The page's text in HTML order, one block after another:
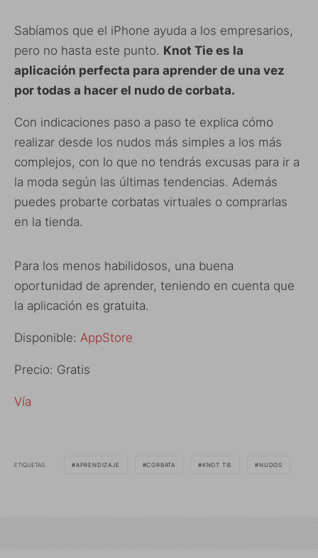
Sabíamos que el iPhone ayuda a los empresarios,
pero no hasta este punto. Knot Tie es la
aplicación perfecta para aprender de una vez
por todas a hacer el nudo de corbata.
Con indicaciones paso a paso te explica cómo
realizar desde los nudos más simples a los más
complejos, con lo que no tendrás excusas para ir a
la moda según las últimas tendencias. Además
puedes probarte corbatas virtuales o comprarlas
en la tienda.
Para los menos habilidosos, una buena
oportunidad de aprender, teniendo en cuenta que
la aplicación es gratuita.
Disponible: AppStore
Precio: Gratis
Vía
ETIQUETAS APRENDIZAJE CORBATA KNOT TIE NUDOS